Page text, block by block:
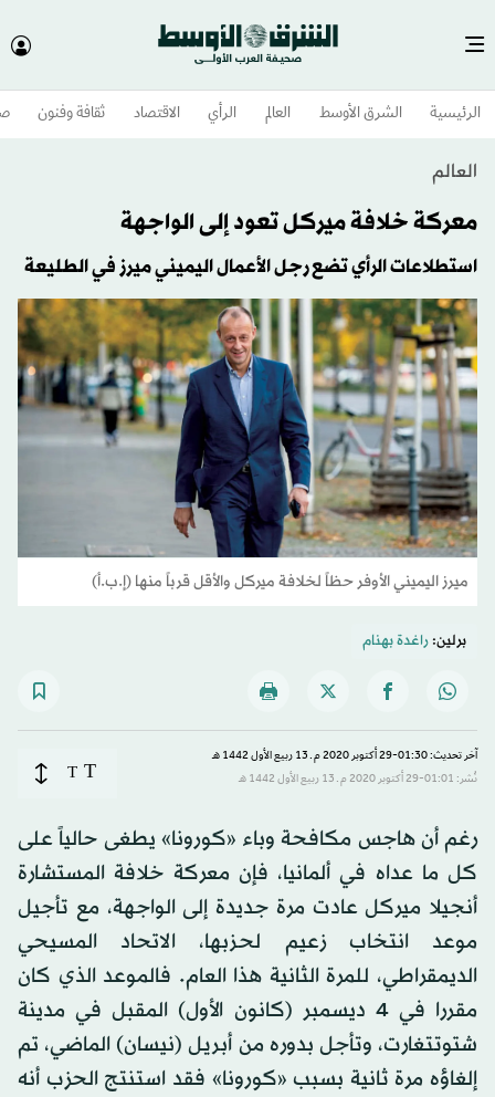
الرئيسية الشرق الأوسط​ العالم الرأي الاقتصاد ثقافة وفنون
العالم
معركة خلافة ميركل تعود إلى الواجهة
استطلاعات الرأي تضع رجل الأعمال اليميني ميرز في الطليعة
ميرز اليميني الأوفر حظاً لخلافة ميركل والأقل قرباً منها (إ.ب.أ)
برلين:راغدة بهنام
آخر تحديث: 01:30-29 أكتوبر 2020 م ـ 13 ربيع الأول 1442 هـ
نُشر: 01:01-29 أكتوبر 2020 م ـ 13 ربيع الأول 1442 هـ
T
T
رغم أن هاجس مكافحة وباء «كورونا» يطغى حالياً على
كل ما عداه في ألمانيا، فإن معركة خلافة المستشارة
أنجيلا ميركل عادت مرة جديدة إلى الواجهة، مع تأجيل
موعد انتخاب زعيم لحزبها، الاتحاد المسيحي
الديمقراطي، للمرة الثانية هذا العام. فالموعد الذي كان
مقررا في 4 ديسمبر (كانون الأول) المقبل في مدينة
شتوتتغارت، وتأجل بدوره من أبريل (نيسان) الماضي، تم
إلغاؤه مرة ثانية بسبب «كورونا» فقد استنتج الحزب أنه